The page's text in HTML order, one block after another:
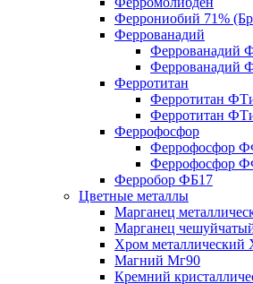
Феррониобий 71%
Феррованадий
Феррованадий
Феррованадий
Ферротитан
Ферротитан
Ферротитан
Феррофосфор
Феррофосфор
Феррофосфор
Ферробор ФБ17
Цветные металлы
Марганец
Марганец
Хром металлический
Магний Мг90
Кремний